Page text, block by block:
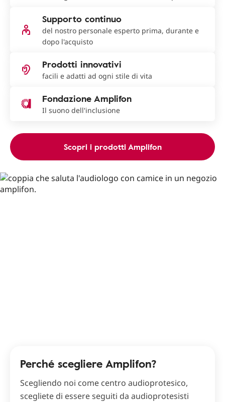
Supporto continuo
del nostro personale esperto prima, durante e
dopo l'acquisto
Prodotti innovativi
facili e adatti ad ogni stile di vita
Fondazione Amplifon
Il suono dell'inclusione
Scopri i prodotti Amplifon
Perché scegliere Amplifon?
Scegliendo noi come centro audioprotesico,
scegliete di essere seguiti da audioprotesisti